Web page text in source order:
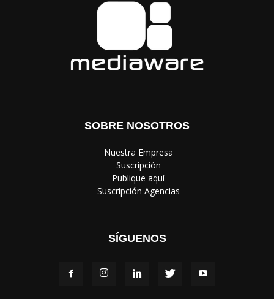
SOBRE NOSOTROS
‎ Nuestra Empresa
‎ Suscripción
‎ Publique aquí
‎ Suscripción Agencias
SÍGUENOS